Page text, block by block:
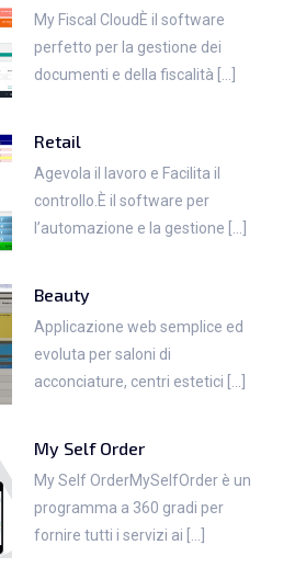
My Fiscal CloudÈ il software
perfetto per la gestione dei
documenti e della fiscalità [...]
Retail
Agevola il lavoro e Facilita il
controllo.È il software per
l’automazione e la gestione [...]
Beauty
Applicazione web semplice ed
evoluta per saloni di
acconciature, centri estetici [...]
My Self Order
My Self OrderMySelfOrder è un
programma a 360 gradi per
fornire tutti i servizi ai [...]